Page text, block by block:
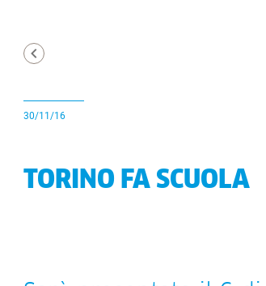
30/11/16
TORINO FA SCUOLA